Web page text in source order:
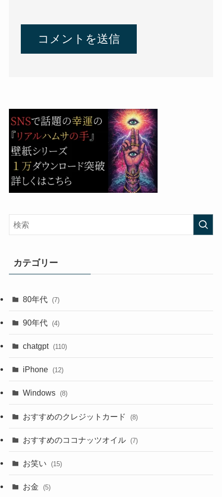
カテゴリー
80年代 (7)
90年代 (4)
chatgpt (110)
iPhone (12)
Windows (8)
おすすめのクレジットカード (8)
おすすめのココナッツオイル (7)
お笑い (15)
お金 (5)